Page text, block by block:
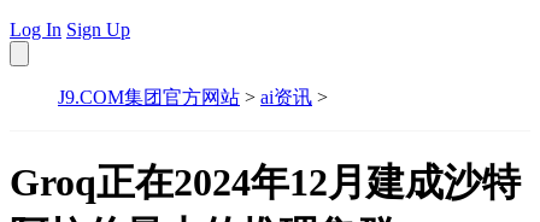
Log In Sign Up
J9.COM集团官方网站 > ai资讯 >
Groq正在2024年12月建成沙特